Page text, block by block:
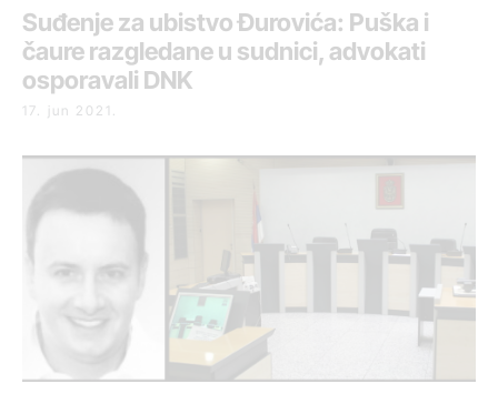
Suđenje za ubistvo Đurovića: Puška i
čaure razgledane u sudnici, advokati
osporavali DNK
17. jun 2021.